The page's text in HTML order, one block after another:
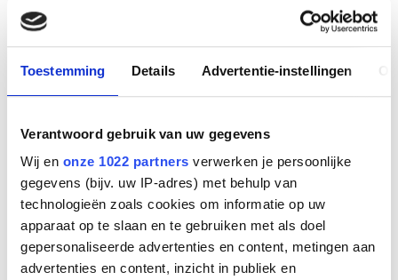
Toestemming Details Advertentie-instellingen
Verantwoord gebruik van uw gegevens
Wij en onze 1022 partners verwerken je persoonlijke
gegevens (bijv. uw IP-adres) met behulp van
technologieën zoals cookies om informatie op uw
apparaat op te slaan en te gebruiken met als doel
gepersonaliseerde advertenties en content, metingen aan
advertenties en content, inzicht in publiek en
WHM641UC Separate 64
Mono headset UC
Fabrikant
Yealink